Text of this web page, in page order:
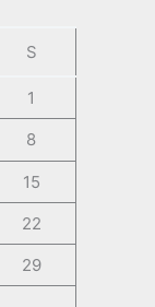
S
1
8
15
22
29